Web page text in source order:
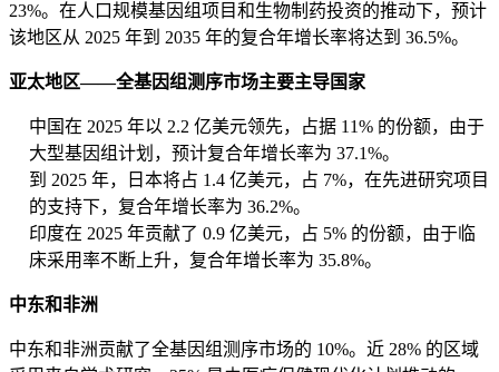
23%。在人口规模基因组项目和生物制药投资的推动下，预计
该地区从 2025 年到 2035 年的复合年增长率将达到 36.5%。
亚太地区——全基因组测序市场主要主导国家
中国在 2025 年以 2.2 亿美元领先，占据 11% 的份额，由于
大型基因组计划，预计复合年增长率为 37.1%。
到 2025 年，日本将占 1.4 亿美元，占 7%，在先进研究项目
的支持下，复合年增长率为 36.2%。
印度在 2025 年贡献了 0.9 亿美元，占 5% 的份额，由于临
床采用率不断上升，复合年增长率为 35.8%。
中东和非洲
中东和非洲贡献了全基因组测序市场的 10%。近 28% 的区域